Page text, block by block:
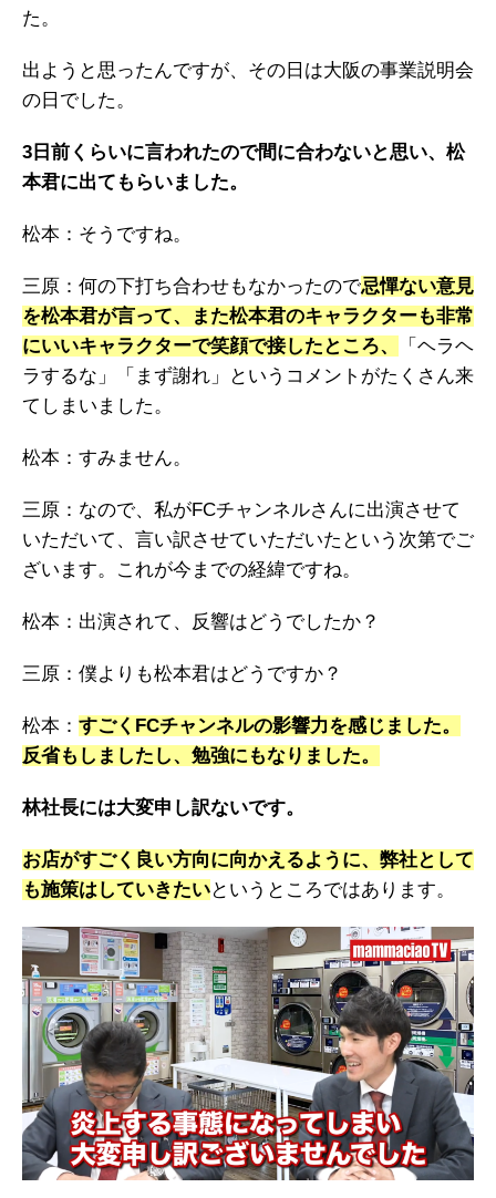
た。
出ようと思ったんですが、その日は大阪の事業説明会
の日でした。
3日前くらいに言われたので間に合わないと思い、松
本君に出てもらいました。
松本：そうですね。
三原：何の下打ち合わせもなかったので忌憚ない意見
を松本君が言って、また松本君のキャラクターも非常
にいいキャラクターで笑顔で接したところ、
「ヘラヘ
ラするな」「まず謝れ」というコメントがたくさん来
てしまいました。
松本：すみません。
三原：なので、私がFCチャンネルさんに出演させて
いただいて、言い訳させていただいたという次第でご
ざいます。これが今までの経緯ですね。
松本：出演されて、反響はどうでしたか？
三原：僕よりも松本君はどうですか？
松本： すごくFCチャンネルの影響力を感じました。
反省もしましたし、勉強にもなりました。
林社長には大変申し訳ないです。
お店がすごく良い方向に向かえるように、弊社として
も施策はしていきたいというところではあります。